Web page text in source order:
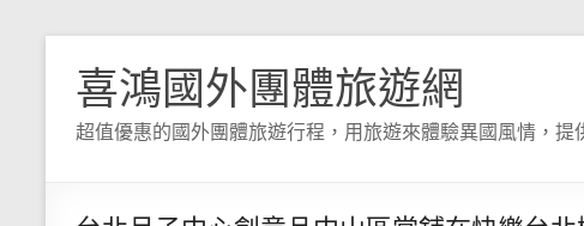
喜鴻國外團體旅遊網
超值優惠的國外團體旅遊行程，用旅遊來體驗異國風情，提